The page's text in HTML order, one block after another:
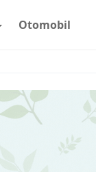
Otomobil